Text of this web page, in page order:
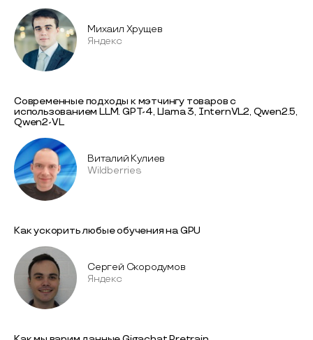
Михаил Хрущев
Яндекс
Современные подходы к мэтчингу товаров с
использованием LLM. GPT-4, Llama 3, InternVL2, Qwen2.5,
Qwen2-VL
Виталий Кулиев
Wildberries
Как ускорить любые обучения на GPU
Сергей Скородумов
Яндекс